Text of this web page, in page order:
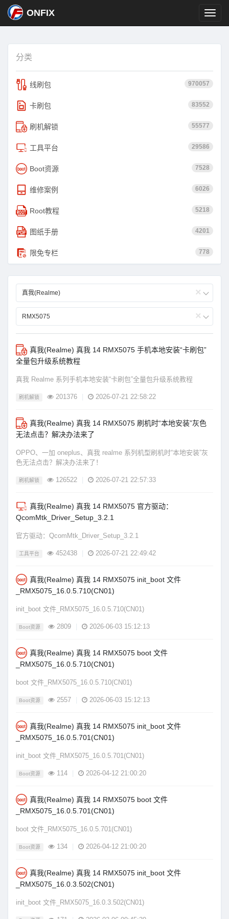
ONFIX
分类
970057
线刷包
83552
卡刷包
55577
刷机解锁
29586
工具平台
7528
Boot资源
6026
维修案例
5218
Root教程
4201
图纸手册
778
限免专栏
真我(Realme) ×
RMX5075 ×
真我(Realme) 真我 14 RMX5075 手机本地安装“卡刷包”
全量包升级系统教程
真我 Realme 系列手机本地安装“卡刷包”全量包升级系统教程
刷机解锁 201376 2026-07-21 22:58:22
真我(Realme) 真我 14 RMX5075 刷机时“本地安装”灰色
无法点击？解决办法来了
OPPO、一加 oneplus、真我 realme 系列机型刷机时“本地安装”灰
色无法点击？解决办法来了！
刷机解锁 126522 2026-07-21 22:57:33
真我(Realme) 真我 14 RMX5075 官方驱动：
QcomMtk_Driver_Setup_3.2.1
官方驱动：QcomMtk_Driver_Setup_3.2.1
工具平台 452438 2026-07-21 22:49:42
真我(Realme) 真我 14 RMX5075 init_boot 文件
_RMX5075_16.0.5.710(CN01)
init_boot 文件_RMX5075_16.0.5.710(CN01)
Boot资源 2809 2026-06-03 15:12:13
真我(Realme) 真我 14 RMX5075 boot 文件
_RMX5075_16.0.5.710(CN01)
boot 文件_RMX5075_16.0.5.710(CN01)
Boot资源 2557 2026-06-03 15:12:13
真我(Realme) 真我 14 RMX5075 init_boot 文件
_RMX5075_16.0.5.701(CN01)
init_boot 文件_RMX5075_16.0.5.701(CN01)
Boot资源 114 2026-04-12 21:00:20
真我(Realme) 真我 14 RMX5075 boot 文件
_RMX5075_16.0.5.701(CN01)
boot 文件_RMX5075_16.0.5.701(CN01)
Boot资源 134 2026-04-12 21:00:20
真我(Realme) 真我 14 RMX5075 init_boot 文件
_RMX5075_16.0.3.502(CN01)
init_boot 文件_RMX5075_16.0.3.502(CN01)